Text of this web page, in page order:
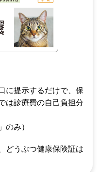
に提示するだけで、保
は診療費の自己負担分
のみ）
どうぶつ健康保険証は